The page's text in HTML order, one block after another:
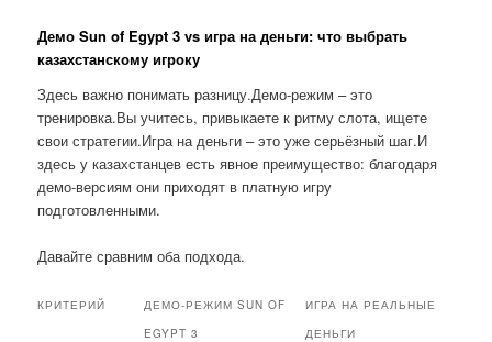
Демо Sun of Egypt 3 vs игра на деньги: что выбрать
казахстанскому игроку
Здесь важно понимать разницу.Демо-режим – это
тренировка.Вы учитесь, привыкаете к ритму слота, ищете
свои стратегии.Игра на деньги – это уже серьёзный шаг.И
здесь у казахстанцев есть явное преимущество: благодаря
демо-версиям они приходят в платную игру
подготовленными.
Давайте сравним оба подхода.
КРИТЕРИЙ
ДЕМО-РЕЖИМ SUN OF
EGYPT 3
ИГРА НА РЕАЛЬНЫЕ
ДЕНЬГИ